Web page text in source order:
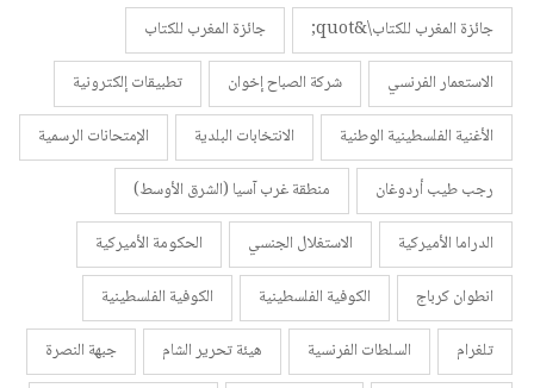
جائزة المغرب للكتاب\&quot;
جائزة المغرب للكتاب
الاستعمار الفرنسي
شركة الصباح إخوان
تطبيقات إلكترونية
الأغنية الفلسطينية الوطنية
الانتخابات البلدية
الإمتحانات الرسمية
رجب طيب أردوغان
منطقة غرب آسيا (الشرق الأوسط)
الدراما الأميركية
الاستغلال الجنسي
الحكومة الأميركية
انطوان كرباج
الكوفية الفلسطينية
الكوفية الفلسطينية
تلغرام
السلطات الفرنسية هيئة تحرير الشام
جبهة النصرة